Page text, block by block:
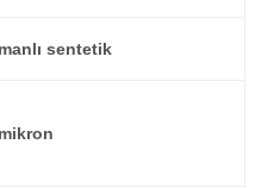
sentetik